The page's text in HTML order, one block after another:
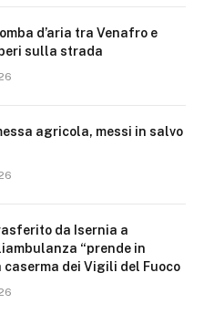
d’aria tra Venafro e
sulla strada
agricola, messi in salvo
da Isernia a
“prende in
caserma dei Vigili del Fuoco